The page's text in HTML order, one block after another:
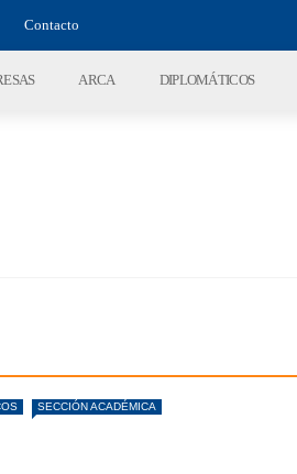
Contacto
ARCA DIPLOMÁTICOS
SECCIÓN ACADÉMICA